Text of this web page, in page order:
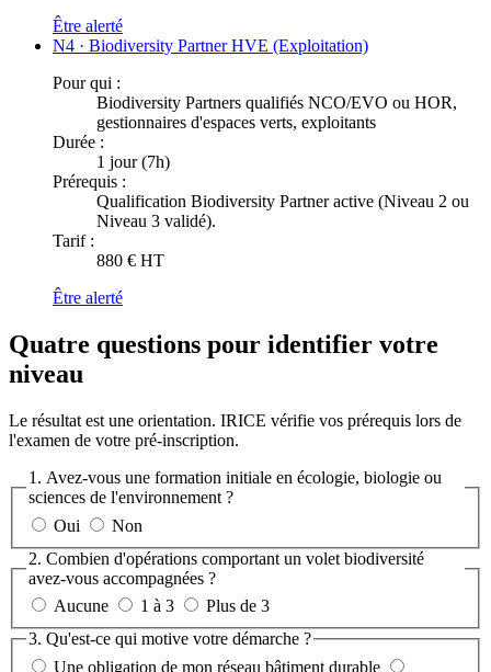
Être alerté
N4 · Biodiversity Partner HVE (Exploitation)
Pour qui :
Biodiversity Partners qualifiés NCO/EVO ou HOR,
gestionnaires d'espaces verts, exploitants
Durée :
1 jour (7h)
Prérequis :
Qualification Biodiversity Partner active (Niveau 2 ou
Niveau 3 validé).
Tarif :
880 € HT
Être alerté
Quatre questions pour identifier votre
niveau
Le résultat est une orientation. IRICE vérifie vos prérequis lors de
l'examen de votre pré-inscription.
1. Avez-vous une formation initiale en écologie, biologie ou
sciences de l'environnement ?
Oui
Non
2. Combien d'opérations comportant un volet biodiversité
avez-vous accompagnées ?
Aucune
1 à 3
Plus de 3
3. Qu'est-ce qui motive votre démarche ?
Une obligation de mon réseau bâtiment durable